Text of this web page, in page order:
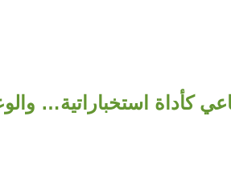
كأداة استخباراتية…